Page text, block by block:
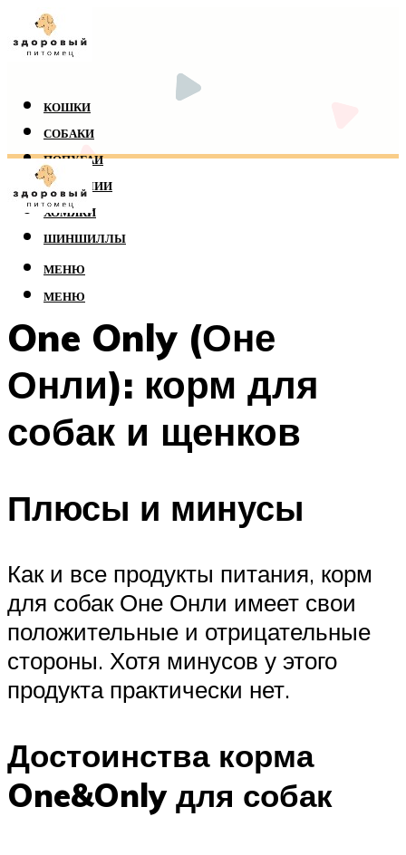
КОШКИ
СОБАКИ
ПОПУГАИ
РЕПТИЛИИ
ХОМЯКИ
ШИНШИЛЛЫ
МЕНЮ
МЕНЮ
One Only (Оне
Онли): корм для
собак и щенков
Плюсы и минусы
Как и все продукты питания, корм
для собак Оне Онли имеет свои
положительные и отрицательные
стороны. Хотя минусов у этого
продукта практически нет.
Достоинства корма
One&Only для собак